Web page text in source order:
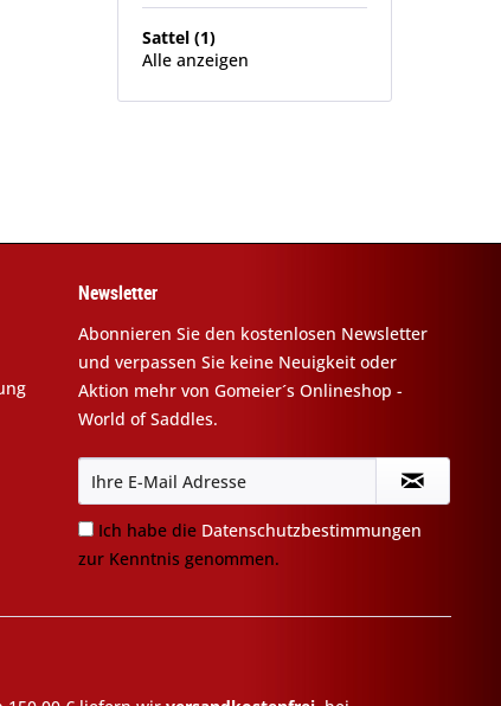
Sattel (1)
Alle anzeigen
Newsletter
Abonnieren Sie den kostenlosen Newsletter
und verpassen Sie keine Neuigkeit oder
Aktion mehr von Gomeier´s Onlineshop -
World of Saddles.
Ich habe die Datenschutzbestimmungen
zur Kenntnis genommen.